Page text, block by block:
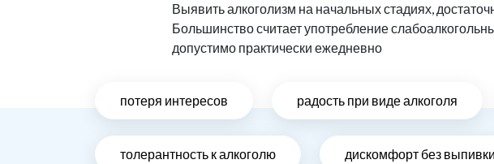
Выявить алкоголизм на начальных стадиях,
Большинство считает употребление
допустимо практически ежедневно
потеря интересов радость при виде алкоголя
толерантность к алкоголю дискомфорт без выпивки